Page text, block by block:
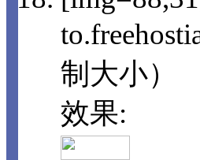
制大小）
效果: